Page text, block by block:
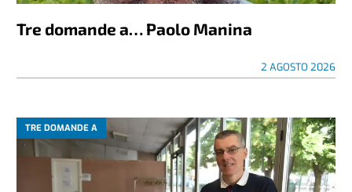
Tre domande a… Paolo Manina
2 AGOSTO 2026
TRE DOMANDE A